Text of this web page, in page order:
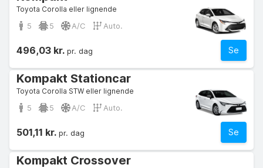
Toyota Corolla eller lignende
5 5 A/C Auto.
Se
496,03 kr. pr. dag
Kompakt Stationcar
Toyota Corolla STW eller lignende
5 5 A/C Auto.
Se
501,11 kr. pr. dag
Kompakt Crossover